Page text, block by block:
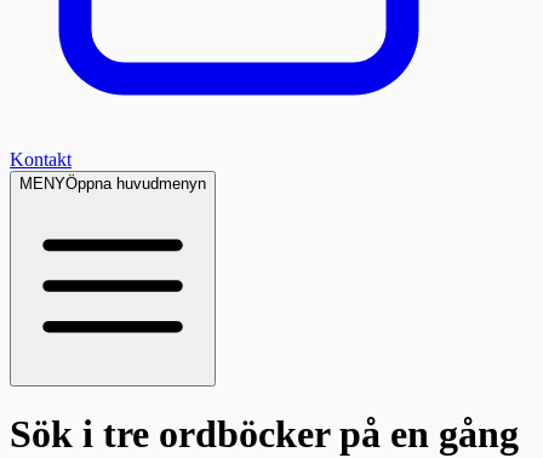
Kontakt
MENYÖppna huvudmenyn
Sök i tre ordböckerpå en gång